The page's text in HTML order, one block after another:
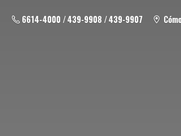
6614-4000 / 439-9908 / 439-9907